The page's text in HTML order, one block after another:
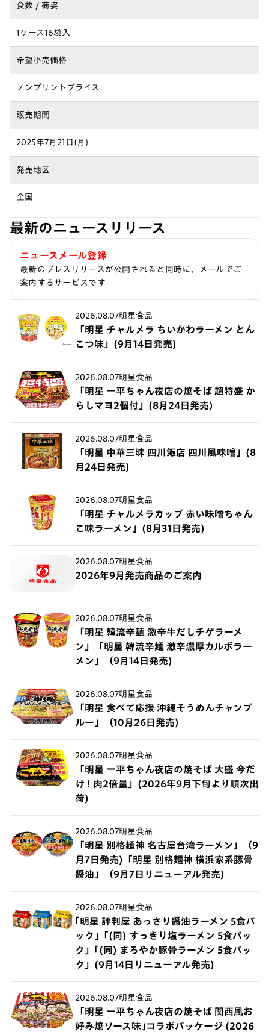
食数 / 荷姿
1ケース16袋入
希望小売価格
ノンプリントプライス
販売期間
2025年7月21日(月)
発売地区
全国
最新のニュースリリース
ニュースメール登録
最新のプレスリリースが公開されると同時に、メールでご
案内するサービスです
2026.08.07明星食品
「明星 チャルメラ ちいかわラーメン とん
こつ味」(9月14日発売)
2026.08.07明星食品
「明星 一平ちゃん夜店の焼そば 超特盛 か
らしマヨ2個付」(8月24日発売)
2026.08.07明星食品
「明星 中華三昧 四川飯店 四川風味噌」(8
月24日発売)
2026.08.07明星食品
「明星 チャルメラカップ 赤い味噌ちゃん
こ味ラーメン」(8月31日発売)
2026.08.07明星食品
2026年9月発売商品のご案内
2026.08.07明星食品
「明星 韓流辛麺 激辛牛だしチゲラーメ
ン」「明星 韓流辛麺 激辛濃厚カルボラー
メン」（9月14日発売)
2026.08.07明星食品
「明星 食べて応援 沖縄そうめんチャンプ
ルー」（10月26日発売)
2026.08.07明星食品
「明星 一平ちゃん夜店の焼そば 大盛 今だ
け ! 肉2倍量」(2026年9月下旬より順次出
荷)
2026.08.07明星食品
「明星 別格麺神 名古屋台湾ラーメン」（9
月7日発売)「明星 別格麺神 横浜家系豚骨
醤油」（9月7日リニューアル発売)
2026.08.07明星食品
｢明星 評判屋 あっさり醤油ラーメン 5食パ
ック」｢(同) すっきり塩ラーメン 5食パッ
ク」｢(同) まろやか豚骨ラーメン 5食パッ
ク」(9月14日リニューアル発売)
2026.08.07明星食品
「明星 一平ちゃん夜店の焼そば 関西風お
好み焼ソース味｣コラボパッケージ (2026